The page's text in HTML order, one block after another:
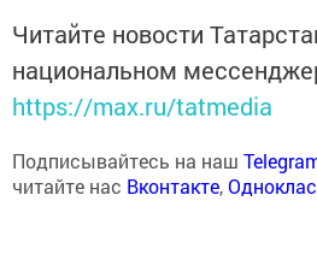
Читайте новости
национальном
https://max.ru/tatmedia
Подписывайтесь на наш
читайте нас Вконтакте,